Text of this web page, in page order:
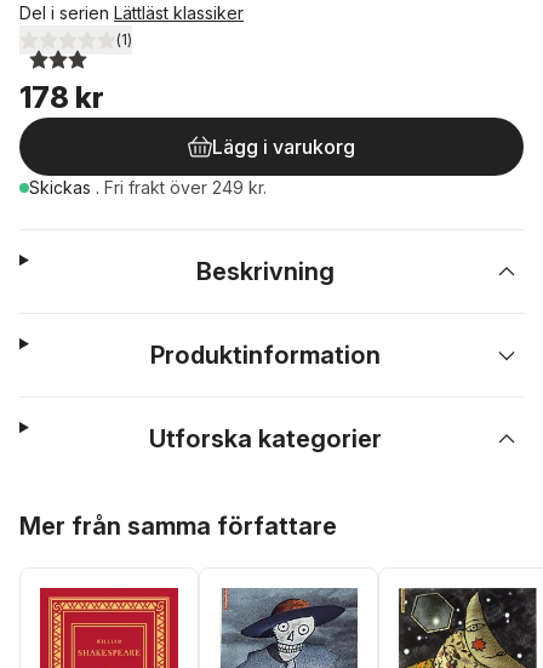
Del i serien Lättläst klassiker
3,0utav 5 stjärnor. Totalt antal röster:
(1)
178 kr
Lägg i varukorg
Skickas . Fri frakt över 249 kr.
Beskrivning
Produktinformation
Utforska kategorier
Mer från samma författare